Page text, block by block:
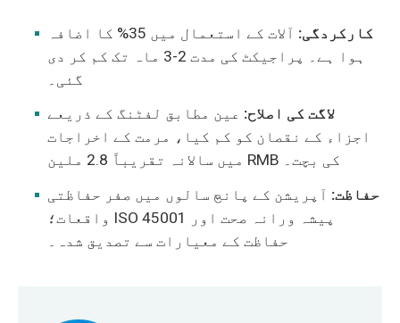
کارکردگی:
آلات کے استعمال میں 35% کا اضافہ
ہوا ہے۔ پراجیکٹ کی مدت 2-3 ماہ تک کم کر دی
گئی۔
لاگت کی اصلاح: عین مطابق لفٹنگ کے ذریعے
اجزاء کے نقصان کو کم کیا، مرمت کے اخراجات
میں سالانہ تقریباً 2.8 ملین RMB کی بچت۔
حفاظت: آپریشن کے پانچ سالوں میں صفر حفاظتی
واقعات؛ ISO 45001 پیشہ ورانہ صحت اور
حفاظت کے معیارات سے تصدیق شدہ۔